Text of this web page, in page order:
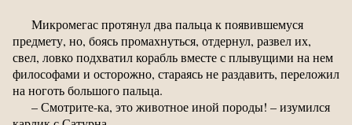
Микромегас протянул два пальца к появившемуся
предмету, но, боясь промахнуться, отдернул, развел их,
свел, ловко подхватил корабль вместе с плывущими на нем
философами и осторожно, стараясь не раздавить, переложил
на ноготь большого пальца.
– Смотрите-ка, это животное иной породы! – изумился